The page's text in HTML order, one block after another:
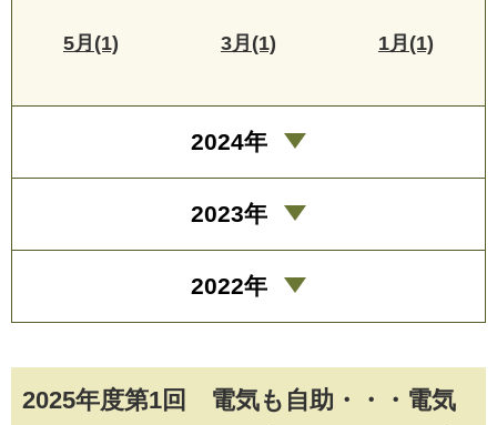
2025年度第1回 電気も自助・・・電気
5月(1) 3月(1) 1月(1)
2024年
2023年
2022年